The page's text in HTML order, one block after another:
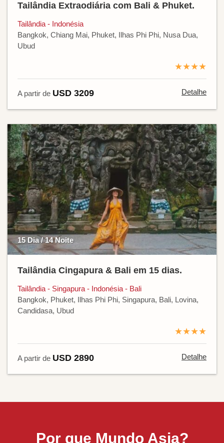
Tailândia Extraodiária com Bali & Phuket.
Tailândia - Indonésia
Bangkok, Chiang Mai, Phuket, Ilhas Phi Phi, Nusa Dua,
Ubud
★★★★
A partir de USD 3209 Detalhe
15 Dia / 14 Noite
Tailândia Cingapura & Bali em 15 dias.
Tailândia - Singapura - Indonésia - Bali
Bangkok, Phuket, Ilhas Phi Phi, Singapura, Bali, Lovina,
Candidasa, Ubud
★★★★
A partir de USD 2890 Detalhe
Por que Mundo Asia?